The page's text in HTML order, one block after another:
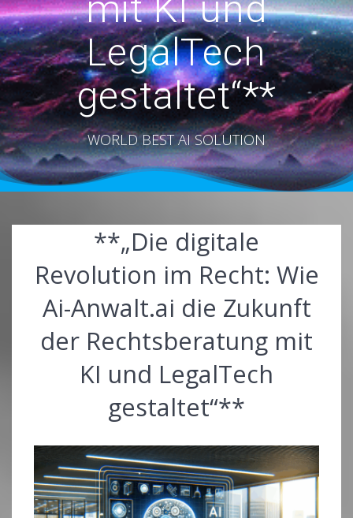
LegalTech
gestaltet“**
WORLD BEST AI SOLUTION
**„Die digitale
Revolution im Recht: Wie
Ai-Anwalt.ai die Zukunft
der Rechtsberatung mit
KI und LegalTech
gestaltet“**